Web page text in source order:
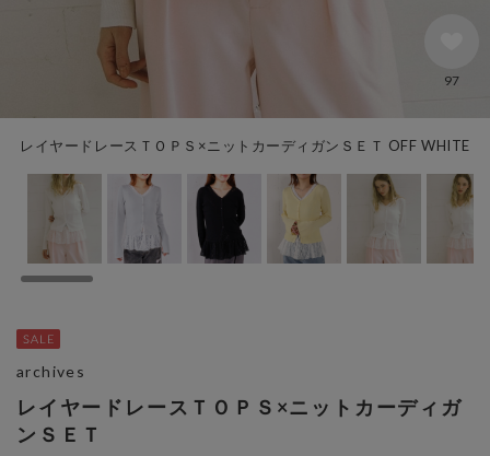
レイヤードレースＴＯＰＳ×ニットカーディガンＳＥＴ OFF WHITE
97
レイヤードレースＴＯＰＳ×ニットカーディガ
ンＳＥＴ
archives